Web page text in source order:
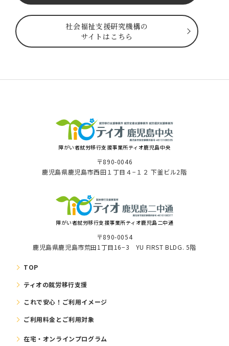
社会福祉⽀援研究機構の
サイトはこちら
障がい者就労移⾏⽀援事業所ティオ⿅児島中央
〒890-0046
⿅児島県⿅児島市⻄⽥１丁⽬４−１２ 下釜ビル2階
障がい者就労移⾏⽀援事業所ティオ鹿児島二中通
〒890-0054
鹿児島県鹿児島市荒田1丁目16−3 YU FIRST BLDG. 5階
TOP
ティオの就労移⾏⽀援
これで安⼼！ご利⽤イメージ
ご利⽤料⾦とご利⽤対象
在宅・オンラインプログラム